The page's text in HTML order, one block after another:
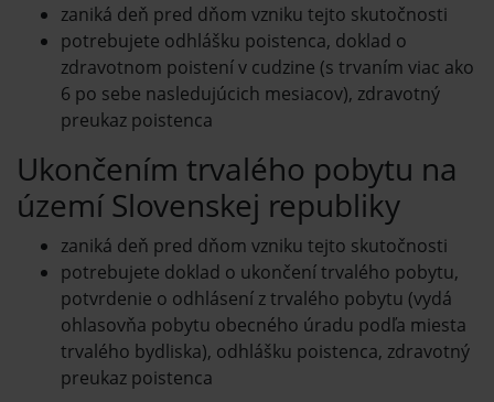
zaniká deň pred dňom vzniku tejto skutočnosti
potrebujete odhlášku poistenca, doklad o
zdravotnom poistení v cudzine (s trvaním viac ako
6 po sebe nasledujúcich mesiacov), zdravotný
preukaz poistenca
Ukončením trvalého pobytu na
území Slovenskej republiky
zaniká deň pred dňom vzniku tejto skutočnosti
potrebujete doklad o ukončení trvalého pobytu,
potvrdenie o odhlásení z trvalého pobytu (vydá
ohlasovňa pobytu obecného úradu podľa miesta
trvalého bydliska), odhlášku poistenca, zdravotný
preukaz poistenca